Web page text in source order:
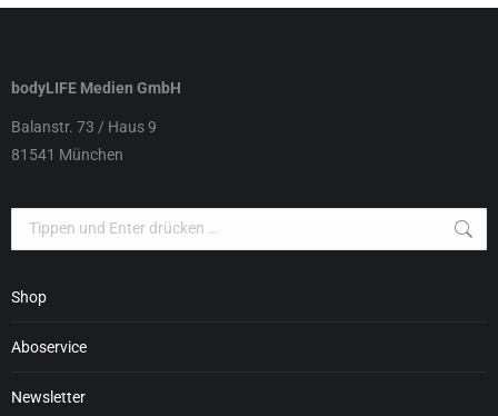
bodyLIFE Medien GmbH
Balanstr. 73 / Haus 9
81541 München
Search:
Shop
Aboservice
Newsletter